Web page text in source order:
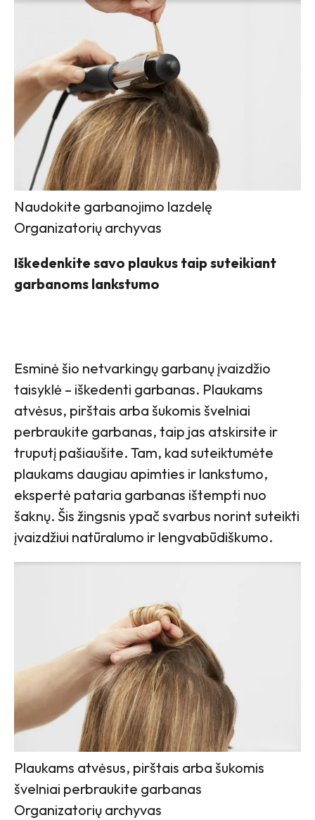
Naudokite garbanojimo lazdelę
Organizatorių archyvas
Iškedenkite savo plaukus taip suteikiant
garbanoms lankstumo
Esminė šio netvarkingų garbanų įvaizdžio
taisyklė – iškedenti garbanas. Plaukams
atvėsus, pirštais arba šukomis švelniai
perbraukite garbanas, taip jas atskirsite ir
truputį pašiaušite. Tam, kad suteiktumėte
plaukams daugiau apimties ir lankstumo,
ekspertė pataria garbanas ištempti nuo
šaknų. Šis žingsnis ypač svarbus norint suteikti
įvaizdžiui natūralumo ir lengvabūdiškumo.
Plaukams atvėsus, pirštais arba šukomis
švelniai perbraukite garbanas
Organizatorių archyvas